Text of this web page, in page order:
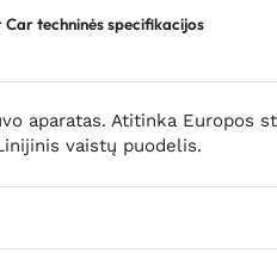
techninės specifikacijos
aparatas. Atitinka Europos
vaistų puodelis.